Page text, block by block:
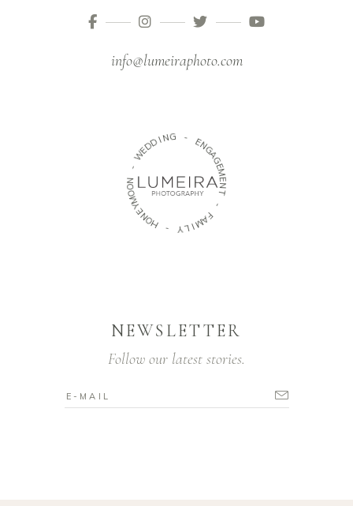
info@lumeiraphoto.com
W
EDDING - EN
GA
G
E
M
E
N
T
-
F
A
M
I
L
Y
-
H
O
N
E
Y
M
O
O
N
NEWSLETTER
Follow our latest stories.